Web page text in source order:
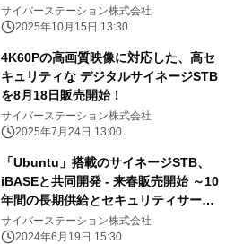
ス開始
サイバーステーション株式会社
2025年10月15日 13:30
4K60Pの高画質映像に対応した、高セ
キュリティな デジタルサイネージSTB
を8月18日販売開始！
サイバーステーション株式会社
2025年7月24日 13:00
「Ubuntu」搭載のサイネージSTB、
iBASEと共同開発 - 来春販売開始 ～10
年間の長期供給とセキュリティサービ
スを実現する 業界初※のSTB～
サイバーステーション株式会社
2024年6月19日 15:30